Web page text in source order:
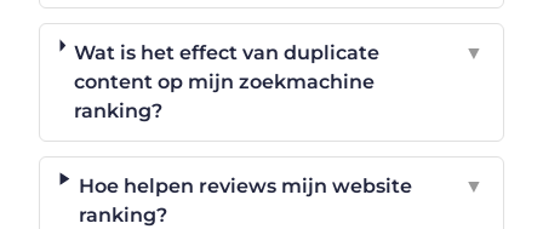
Wat is het effect van duplicate
content op mijn zoekmachine
ranking?
▼
Hoe helpen reviews mijn website
ranking?
▼